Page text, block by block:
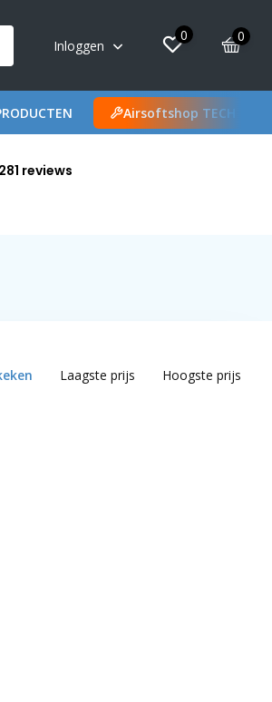
Inloggen
0 0
Airsoftshop TECH
281 reviews
Laagste prijs Hoogste prijs